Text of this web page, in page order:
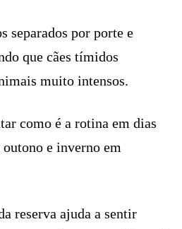
separados por porte e
que cães tímidos
muito intensos.
como é a rotina em dias
e inverno em
reserva ajuda a sentir